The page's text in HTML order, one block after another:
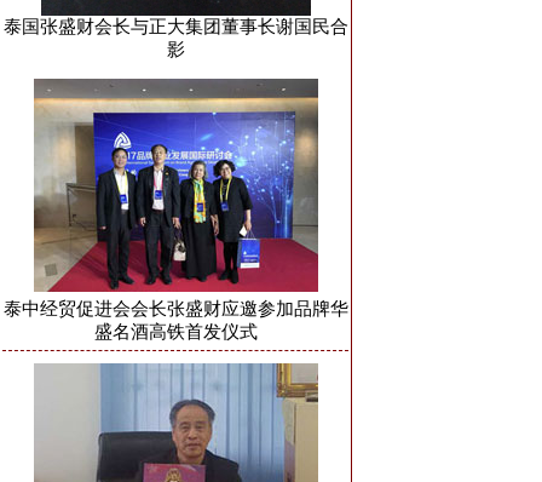
泰国张盛财会长与正大集团董事长谢国民合
影
泰中经贸促进会会长张盛财应邀参加品牌华
盛名酒高铁首发仪式